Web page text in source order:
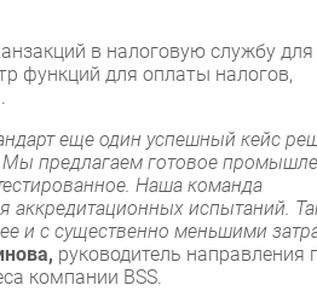
в налоговую службу для
функций для оплаты налогов,
еще один успешный кейс
Мы предлагаем готовое
Наша команда
аккредитационных испытаний.
и с существенно меньшими
руководитель направления
компании BSS.